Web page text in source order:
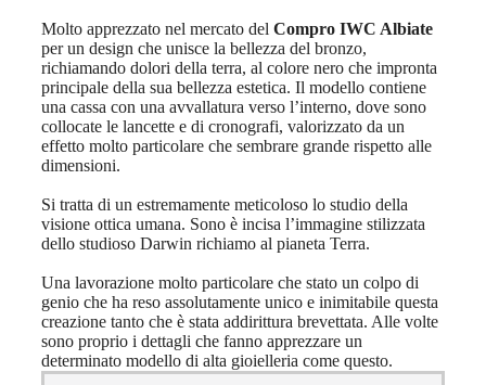
Molto apprezzato nel mercato del Compro IWC Albiate
per un design che unisce la bellezza del bronzo,
richiamando dolori della terra, al colore nero che impronta
principale della sua bellezza estetica. Il modello contiene
una cassa con una avvallatura verso l’interno, dove sono
collocate le lancette e di cronografi, valorizzato da un
effetto molto particolare che sembrare grande rispetto alle
dimensioni.
Si tratta di un estremamente meticoloso lo studio della
visione ottica umana. Sono è incisa l’immagine stilizzata
dello studioso Darwin richiamo al pianeta Terra.
Una lavorazione molto particolare che stato un colpo di
genio che ha reso assolutamente unico e inimitabile questa
creazione tanto che è stata addirittura brevettata. Alle volte
sono proprio i dettagli che fanno apprezzare un
determinato modello di alta gioielleria come questo.